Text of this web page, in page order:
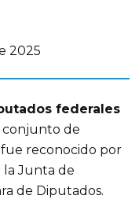
2025
federales
de
fue reconocido por
la Junta de
de Diputados.